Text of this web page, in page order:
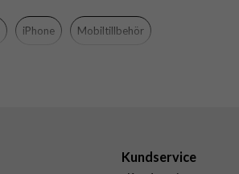
Genomskinlig
iPhone Mobiltillbehör
Kundservice